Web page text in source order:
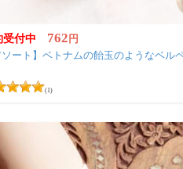
受付中 762円
ソート】ベトナムの飴玉のようなベル
(1)